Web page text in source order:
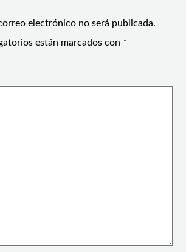
electrónico no será publicada.
están marcados con *